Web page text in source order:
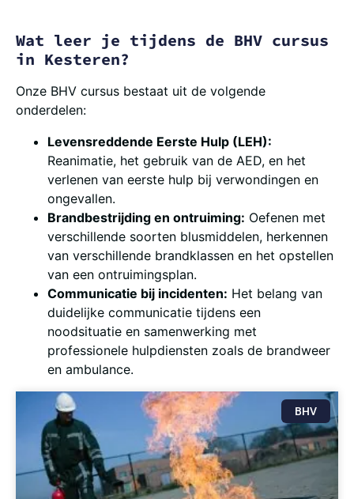
Wat leer je tijdens de BHV cursus
in Kesteren?
Onze BHV cursus bestaat uit de volgende
onderdelen:
Levensreddende Eerste Hulp (LEH):
Reanimatie, het gebruik van de AED, en het
verlenen van eerste hulp bij verwondingen en
ongevallen.
Brandbestrijding en ontruiming: Oefenen met
verschillende soorten blusmiddelen, herkennen
van verschillende brandklassen en het opstellen
van een ontruimingsplan.
Communicatie bij incidenten: Het belang van
duidelijke communicatie tijdens een
noodsituatie en samenwerking met
professionele hulpdiensten zoals de brandweer
en ambulance.
BHV